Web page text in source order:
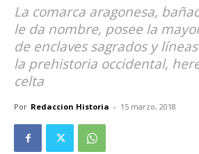
La comarca aragonesa,
le da nombre, posee la
de enclaves sagrados y
la prehistoria occidental,
celta
Por Redaccion Historia - 15 marzo, 2018